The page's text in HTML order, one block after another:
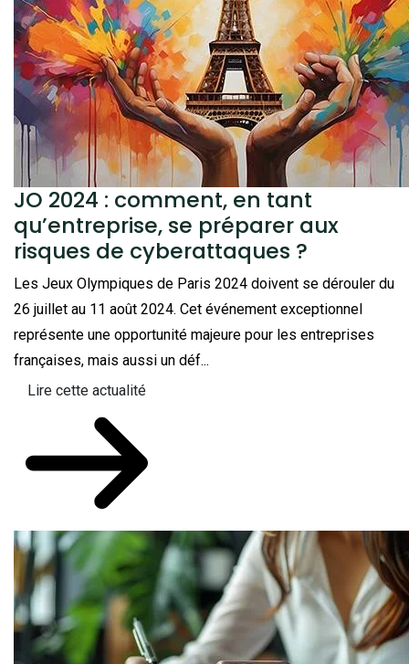
JO 2024 : comment, en tant
qu’entreprise, se préparer aux
risques de cyberattaques ?
Les Jeux Olympiques de Paris 2024 doivent se dérouler du
26 juillet au 11 août 2024. Cet événement exceptionnel
représente une opportunité majeure pour les entreprises
françaises, mais aussi un déf...
Lire cette actualité